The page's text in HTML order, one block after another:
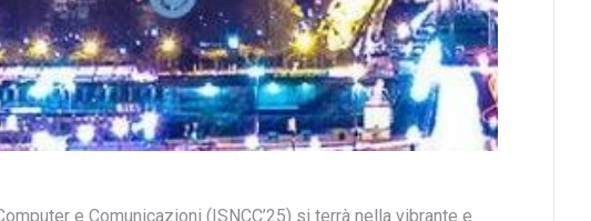
e Comunicazioni (ISNCC’25) si terrà nella vibrante e